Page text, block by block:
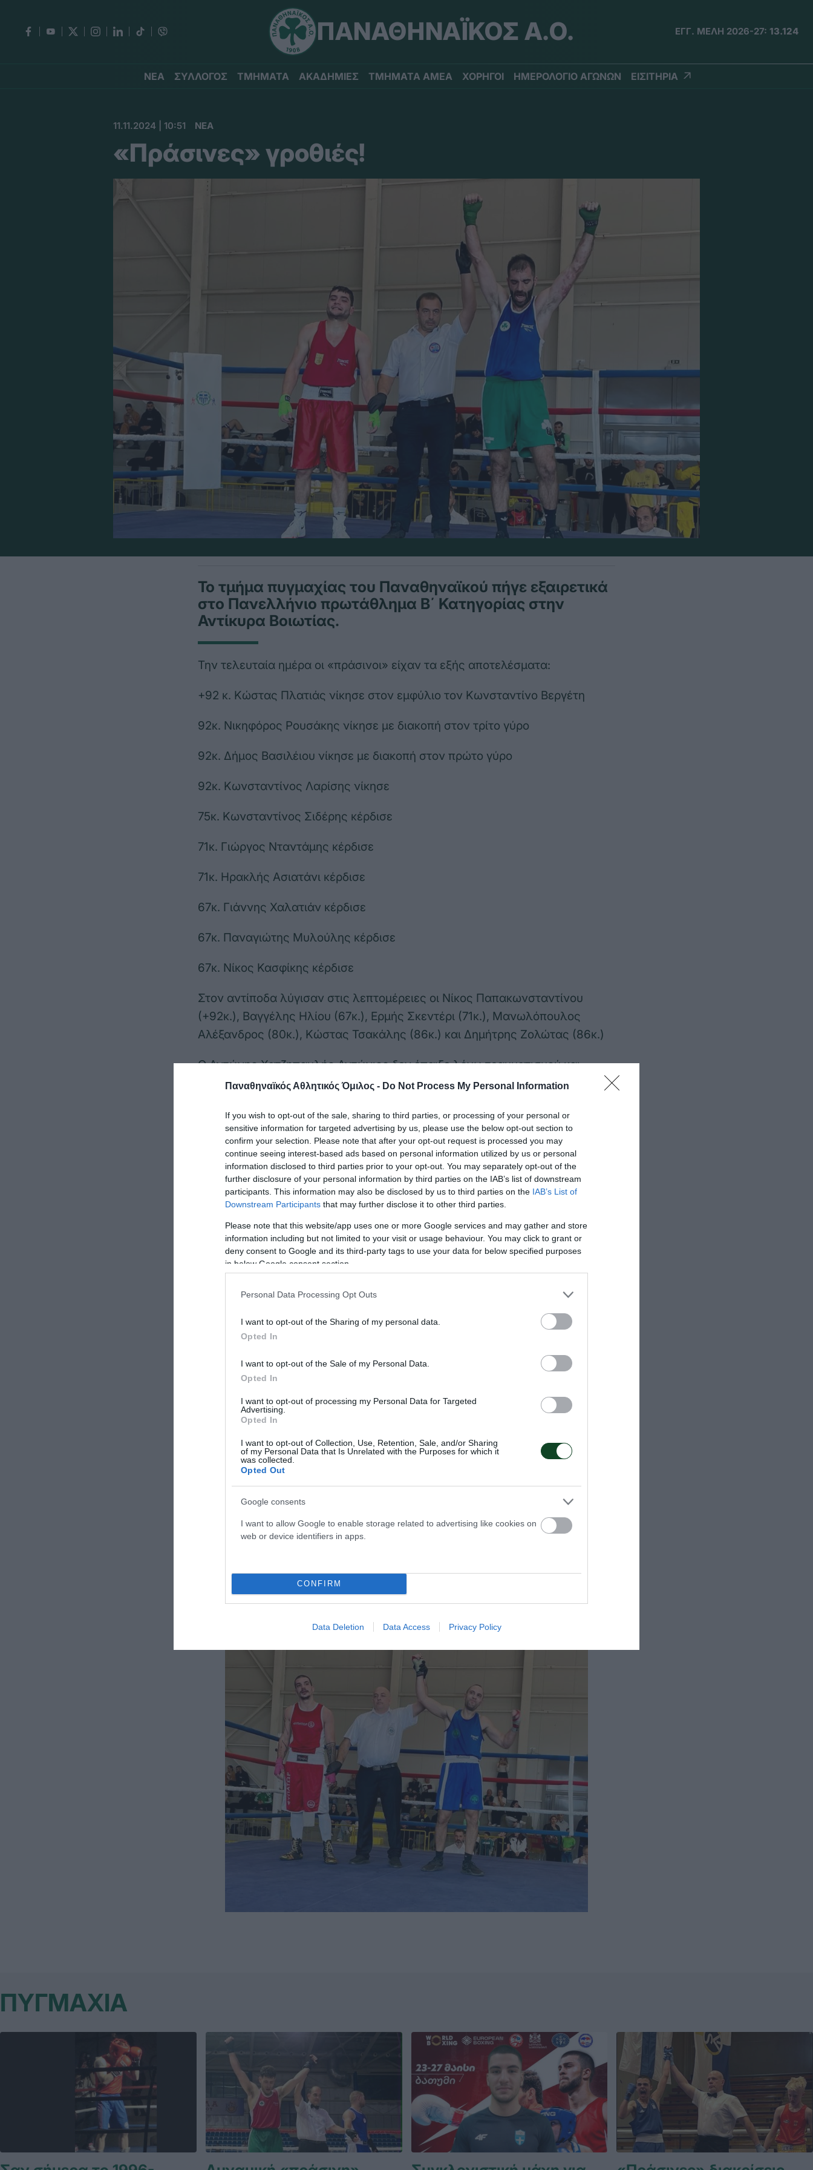
Παναθηναϊκός Αθλητικός Όμιλος - Do Not Process My Personal Information
If you wish to opt-out of the sale, sharing to third parties, or processing of your personal or
sensitive information for targeted advertising by us, please use the below opt-out section to
confirm your selection. Please note that after your opt-out request is processed you may
continue seeing interest-based ads based on personal information utilized by us or personal
information disclosed to third parties prior to your opt-out. You may separately opt-out of the
further disclosure of your personal information by third parties on the IAB’s list of downstream
participants. This information may also be disclosed by us to third parties on the IAB’s List of
Downstream Participants that may further disclose it to other third parties.
Please note that this website/app uses one or more Google services and may gather and store
information including but not limited to your visit or usage behaviour. You may click to grant or
deny consent to Google and its third-party tags to use your data for below specified purposes
in below Google consent section.
Personal Data Processing Opt Outs
I want to opt-out of the Sharing of my personal data.
Opted In
I want to opt-out of the Sale of my Personal Data.
Opted In
I want to opt-out of processing my Personal Data for Targeted
Advertising.
Opted In
I want to opt-out of Collection, Use, Retention, Sale, and/or Sharing
of my Personal Data that Is Unrelated with the Purposes for which it
was collected.
Opted Out
Google consents
I want to allow Google to enable storage related to advertising like cookies on
web or device identifiers in apps.
CONFIRM
Data Deletion Data Access Privacy Policy
ΠΑΝΑΘΗΝΑΪΚΟΣ Α.Ο. ΕΓΓ. ΜΕΛΗ 2026-27: 13.124
ΝΕΑ ΣΥΛΛΟΓΟΣ ΤΜΗΜΑΤΑ ΑΚΑΔΗΜΙΕΣ ΤΜΗΜΑΤΑ ΑΜΕΑ ΧΟΡΗΓΟΙ ΗΜΕΡΟΛΟΓΙΟ ΑΓΩΝΩΝ ΕΙΣΙΤΗΡΙΑ
11.11.2024 | 10:51 ΝΕΑ
«Πράσινες» γροθιές!
Το τμήμα πυγμαχίας του Παναθηναϊκού πήγε εξαιρετικά
στο Πανελλήνιο πρωτάθλημα Β΄ Κατηγορίας στην
Αντίκυρα Βοιωτίας.
Την τελευταία ημέρα οι «πράσινοι» είχαν τα εξής αποτελέσματα:
+92 κ. Κώστας Πλατιάς νίκησε στον εμφύλιο τον Κωνσταντίνο Βεργέτη
92κ. Νικηφόρος Ρουσάκης νίκησε με διακοπή στον τρίτο γύρο
92κ. Δήμος Βασιλέιου νίκησε με διακοπή στον πρώτο γύρο
92κ. Κωνσταντίνος Λαρίσης νίκησε
75κ. Κωνσταντίνος Σιδέρης κέρδισε
71κ. Γιώργος Νταντάμης κέρδισε
71κ. Ηρακλής Ασιατάνι κέρδισε
67κ. Γιάννης Χαλατιάν κέρδισε
67κ. Παναγιώτης Μυλούλης κέρδισε
67κ. Νίκος Κασφίκης κέρδισε
Στον αντίποδα λύγισαν στις λεπτομέρειες οι Νίκος Παπακωνσταντίνου
(+92κ.), Βαγγέλης Ηλίου (67κ.), Ερμής Σκεντέρι (71κ.), Μανωλόπουλος
Αλέξανδρος (80κ.), Κώστας Τσακάλης (86κ.) και Δημήτρης Ζολώτας (86κ.)
Ο Αντώνης Χατζηπαυλής Αντώνιος δεν έπαιξε λόγω τραυματισμού και
έχασε την πρόκριση (+92κ.)
ΠΥΓΜΑΧΙΑ